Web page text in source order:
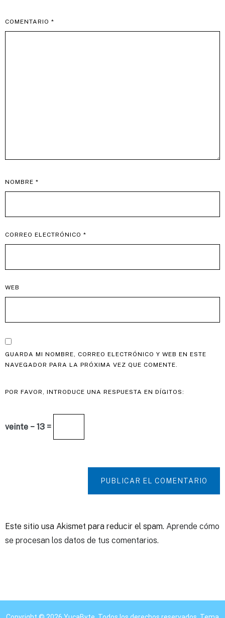
COMENTARIO *
NOMBRE *
CORREO ELECTRÓNICO *
WEB
GUARDA MI NOMBRE, CORREO ELECTRÓNICO Y WEB EN ESTE
NAVEGADOR PARA LA PRÓXIMA VEZ QUE COMENTE.
POR FAVOR, INTRODUCE UNA RESPUESTA EN DÍGITOS:
veinte − 13 =
PUBLICAR EL COMENTARIO
Este sitio usa Akismet para reducir el spam. Aprende cómo
se procesan los datos de tus comentarios.